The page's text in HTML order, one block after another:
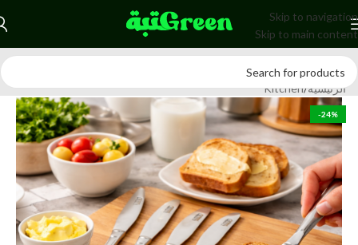
Skip to navigation
Skip to main content
الرئيسية/
Kitchen
-24%